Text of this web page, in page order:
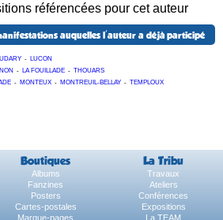
référencées pour cet auteur
auquelles l'auteur a déjà participé
- LUCON
- LA FOUILLADE - THOUARS
- MONTEUX - MONTREUIL-BELLAY - TEMPLOUX
Boutiques La Tribu
Albums
Travaux
Fanzines
Ateliers
Posters
Conférences
Cartes-postales
Expositions
Marque-pages La TEAM